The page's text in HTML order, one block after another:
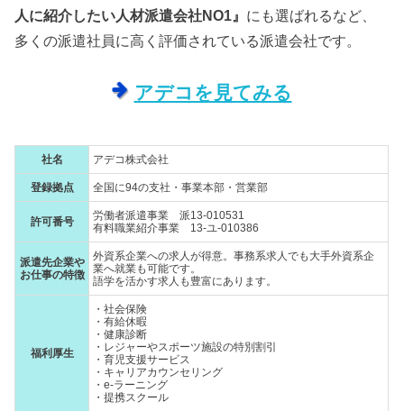
人に紹介したい人材派遣会社NO1』 にも選ばれるなど、
多くの派遣社員に高く評価されている派遣会社です。
アデコを見てみる
社名 アデコ株式会社
登録拠点 全国に94の支社・事業本部・営業部
許可番号
労働者派遣事業 派13-010531
有料職業紹介事業 13-ユ-010386
派遣先企業や
お仕事の特徴
外資系企業への求人が得意。事務系求人でも大手外資系企
業へ就業も可能です。
語学を活かす求人も豊富にあります。
福利厚生
・社会保険
・有給休暇
・健康診断
・レジャーやスポーツ施設の特別割引
・育児支援サービス
・キャリアカウンセリング
・e-ラーニング
・提携スクール